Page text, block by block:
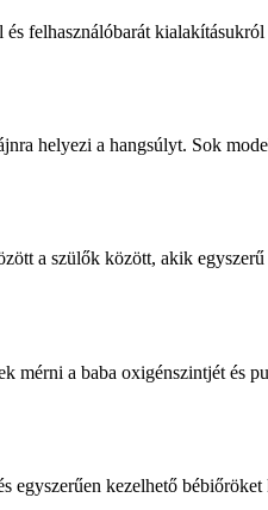
felhasználóbarát
helyezi a hangsúlyt. Sok
a szülők között, akik
a baba oxigénszintjét és
kezelhető